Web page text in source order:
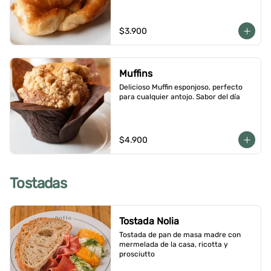
$3.900
Muffins
Delicioso Muffin esponjoso, perfecto
para cualquier antojo. Sabor del día
$4.900
Tostadas
Tostada Nolia
Tostada de pan de masa madre con
mermelada de la casa, ricotta y
prosciutto